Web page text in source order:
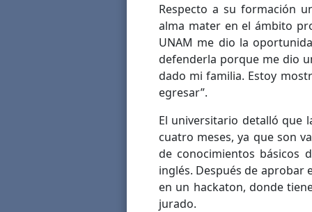
Respecto a su formación
alma mater en el ámbito
UNAM me dio la
defenderla porque me dio
dado mi familia. Estoy
egresar”.
El universitario detalló que
cuatro meses, ya que son
de conocimientos básicos
inglés. Después de aprobar
en un hackaton, donde
jurado.